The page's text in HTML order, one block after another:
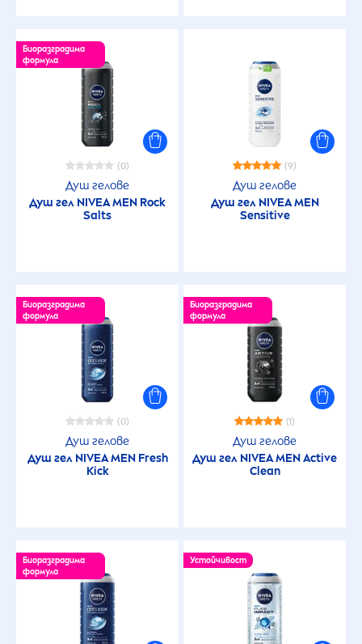
Биоразградима
формула
(0)
Душ гелове
Душ гел NIVEAMEN Rock
Salts
(9)
Душ гелове
Душ гел NIVEA MEN
Sensitive
Биоразградима
формула
(0)
Душ гелове
Душ гел NIVEA MEN Fresh
Kick
Биоразградима
формула
(1)
Душ гелове
Душ гел NIVEAMENActive
Clean
Биоразградима
формула
Устойчивост